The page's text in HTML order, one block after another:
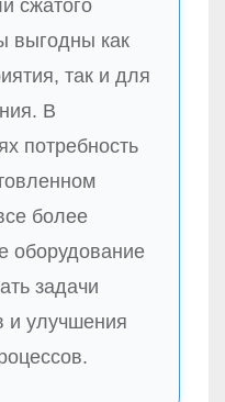
сжатого
выгодны как
так и для
В
потребность
более
оборудование
задачи
и улучшения